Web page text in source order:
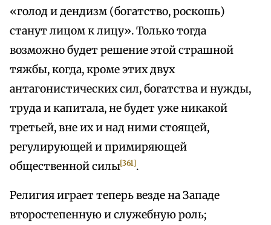
«голод и дендизм (богатство, роскошь)
станут лицом к лицу». Только тогда
возможно будет решение этой страшной
тяжбы, когда, кроме этих двух
антагонистических сил, богатства и нужды,
труда и капитала, не будет уже никакой
третьей, вне их и над ними стоящей,
регулирующей и примиряющей
общественной силы[361].
Религия играет теперь везде на Западе
второстепенную и служебную роль;